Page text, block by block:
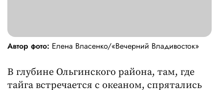
Автор фото: Елена Власенко/«Вечерний Владивосток»
В глубине Ольгинского района, там, где
тайга встречается с океаном, спрятались